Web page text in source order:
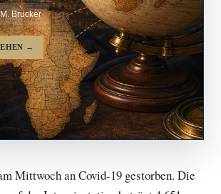
Brucker
→
Mittwoch an Covid-19 gestorben. Die